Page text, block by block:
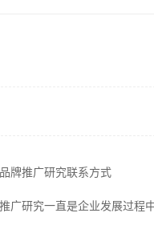
牌推广研究联系方式
广研究一直是企业发展过程